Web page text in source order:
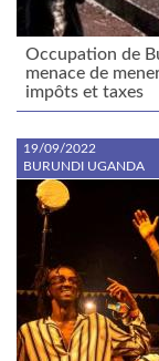
Occupation de
menace de
impôts et taxes
19/09/2022
BURUNDI UGANDA